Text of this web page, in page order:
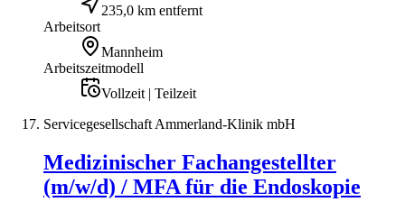
235,0 km entfernt
Arbeitsort
Mannheim
Arbeitszeitmodell
Vollzeit | Teilzeit
Servicegesellschaft Ammerland-Klinik mbH
Medizinischer Fachangestellter
(m/w/d) / MFA für die Endoskopie